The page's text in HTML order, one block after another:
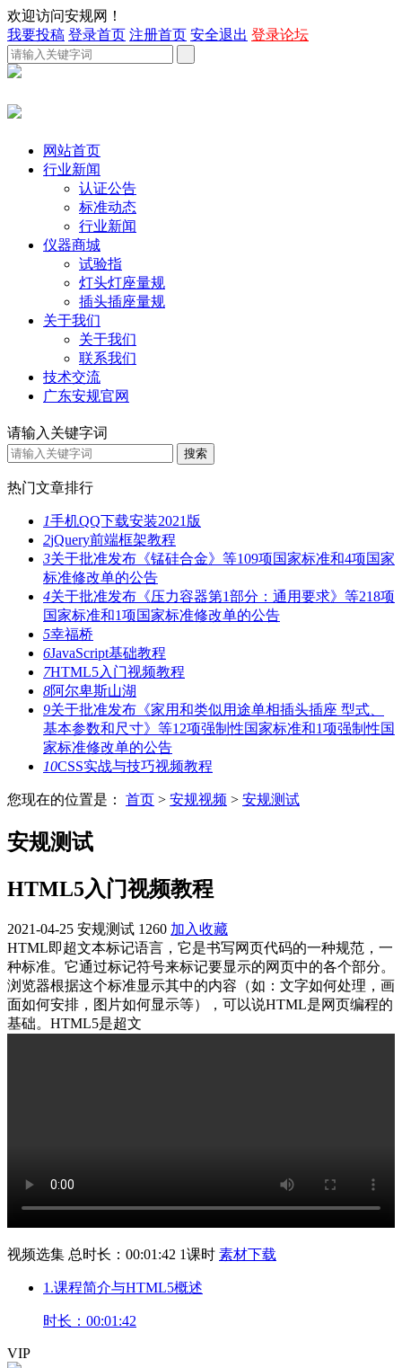
欢迎访问安规网！
我要投稿 登录首页 注册首页 安全退出 登录论坛
网站首页
行业新闻
认证公告
标准动态
行业新闻
仪器商城
试验指
灯头灯座量规
插头插座量规
关于我们
关于我们
联系我们
技术交流
广东安规官网
请输入关键字词
热门文章排行
1手机QQ下载安装2021版
2jQuery前端框架教程
3关于批准发布《锰硅合金》等109项国家标准和4项国家
标准修改单的公告
4关于批准发布《压力容器第1部分：通用要求》等218项
国家标准和1项国家标准修改单的公告
5幸福桥
6JavaScript基础教程
7HTML5入门视频教程
8阿尔卑斯山湖
9关于批准发布《家用和类似用途单相插头插座 型式、
基本参数和尺寸》等12项强制性国家标准和1项强制性国
家标准修改单的公告
10CSS实战与技巧视频教程
您现在的位置是： 首页 > 安规视频 > 安规测试
安规测试
HTML5入门视频教程
2021-04-25 安规测试 1260 加入收藏
HTML即超文本标记语言，它是书写网页代码的一种规范，一
种标准。它通过标记符号来标记要显示的网页中的各个部分。
浏览器根据这个标准显示其中的内容（如：文字如何处理，画
面如何安排，图片如何显示等），可以说HTML是网页编程的
基础。HTML5是超文
视频选集 总时长：00:01:42 1课时 素材下载
1.课程简介与HTML5概述
时长：00:01:42
VIP